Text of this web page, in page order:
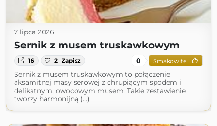
7 lipca 2026
Sernik z musem truskawkowym
16 2 Zapisz 0 Smakowite
Sernik z musem truskawkowym to połączenie
aksamitnej masy serowej z chrupiącym spodem i
delikatnym, owocowym musem. Takie zestawienie
tworzy harmonijną (...)